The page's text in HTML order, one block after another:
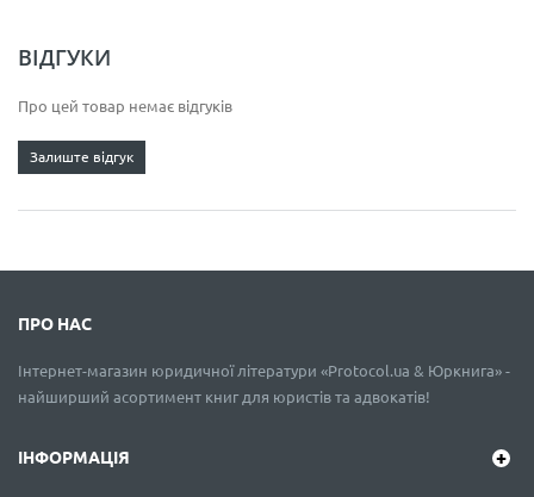
ВІДГУКИ
Про цей товар немає відгуків
Залиште відгук
ПРО НАС
Інтернет-магазин юридичної літератури «Protocol.ua & Юркнига» -
найширший асортимент книг для юристів та адвокатів!
ІНФОРМАЦІЯ